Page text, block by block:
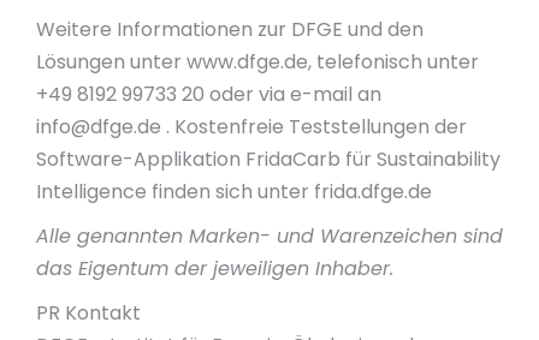
Weitere Informationen zur DFGE und den
Lösungen unter www.dfge.de, telefonisch unter
+49 8192 99733 20 oder via e-mail an
info@dfge.de . Kostenfreie Teststellungen der
Software-Applikation FridaCarb für Sustainability
Intelligence finden sich unter frida.dfge.de
Alle genannten Marken- und Warenzeichen sind
das Eigentum der jeweiligen Inhaber.
PR Kontakt